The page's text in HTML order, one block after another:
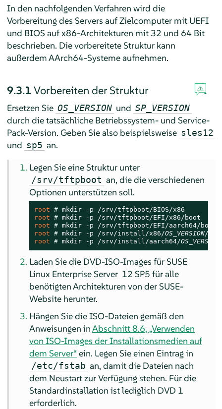
In den nachfolgenden Verfahren wird die
Vorbereitung des Servers auf Zielcomputer mit UEFI
und BIOS auf x86-Architekturen mit 32 und 64 Bit
beschrieben. Die vorbereitete Struktur kann
außerdem AArch64-Systeme aufnehmen.
9.3.1 Vorbereiten der Struktur
Ersetzen Sie OS_VERSION und SP_VERSION
durch die tatsächliche Betriebssystem- und Service-
Pack-Version. Geben Sie also beispielsweise sles12
und sp5 an.
Legen Sie eine Struktur unter
/srv/tftpboot an, die die verschiedenen
Optionen unterstützen soll.
root #
root #
root #
root # mkdir -p /srv/install/x86/OS_VERSION/
root # mkdir -p /srv/install/aarch64/OS_VERSION
Laden Sie die DVD-ISO-Images für SUSE
Linux Enterprise Server 12 SP5 für alle
benötigten Architekturen von der SUSE-
Website herunter.
Hängen Sie die ISO-Dateien gemäß den
Anweisungen inAbschnitt 8.6, „Verwenden
von ISO-Images der Installationsmedien auf
dem Server“ein. Legen Sie einen Eintrag in
/etc/fstab an, damit die Dateien nach
dem Neustart zur Verfügung stehen. Für die
Standardinstallation ist lediglich DVD 1
erforderlich.